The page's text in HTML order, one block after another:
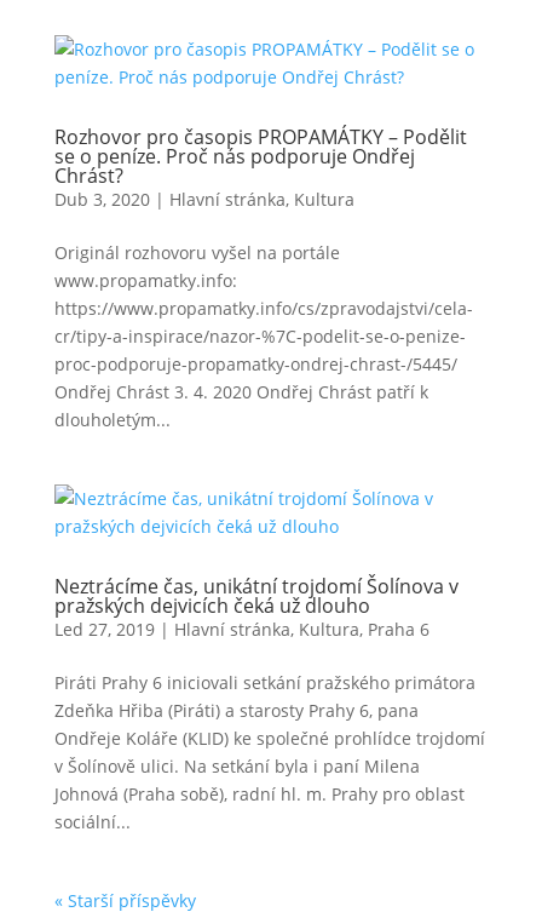
Rozhovor pro časopis PROPAMÁTKY – Podělit
se o peníze. Proč nás podporuje Ondřej
Chrást?
Dub 3, 2020| Hlavní stránka, Kultura
Originál rozhovoru vyšel na portále
www.propamatky.info:
https://www.propamatky.info/cs/zpravodajstvi/cela-
cr/tipy-a-inspirace/nazor-%7C-podelit-se-o-penize-
proc-podporuje-propamatky-ondrej-chrast-/5445/
Ondřej Chrást 3. 4. 2020 Ondřej Chrást patří k
dlouholetým...
Neztrácíme čas, unikátní trojdomí Šolínova v
pražských dejvicích čeká už dlouho
Led 27, 2019| Hlavní stránka, Kultura, Praha 6
Piráti Prahy 6 iniciovali setkání pražského primátora
Zdeňka Hřiba (Piráti) a starosty Prahy 6, pana
Ondřeje Koláře (KLID) ke společné prohlídce trojdomí
v Šolínově ulici. Na setkání byla i paní Milena
Johnová (Praha sobě), radní hl. m. Prahy pro oblast
sociální...
« Starší příspěvky